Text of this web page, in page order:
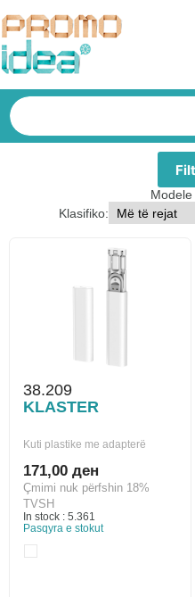
to
content
Klasifiko:
38.209
KLASTER
Kuti plastike me adapterë
171,00 ден
Çmimi nuk përfshin 18%
TVSH
In stock : 5.361
Pasqyra e stokut